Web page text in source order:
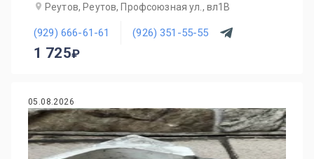
Реутов, Реутов, Профсоюзная ул., вл1В
(929) 666-61-61 (926) 351-55-55
1 725
05.08.2026